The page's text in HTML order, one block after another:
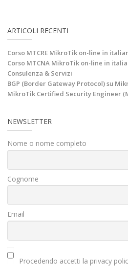
ARTICOLI RECENTI
Corso MTCRE MikroTik on-line in
Corso MTCNA MikroTik on-line in
Consulenza & Servizi
BGP (Border Gateway Protocol) su
MikroTik Certified Security Engineer
NEWSLETTER
Nome o nome completo
Cognome
Email
Procedendo accetti la privacy